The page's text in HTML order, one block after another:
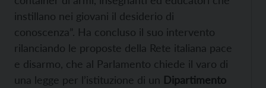
instillano nei giovani il desiderio di
conoscenza”. Ha concluso il suo intervento
rilanciando le proposte della Rete italiana pace
e disarmo, che al Parlamento chiede il varo di
una legge per l’istituzione di un Dipartimento